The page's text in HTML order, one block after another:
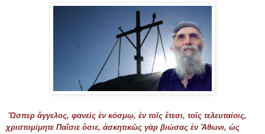
Ὥσπερ ἄγγελος, φανεὶς ἐν κόσμῳ, ἐν τοῖς ἔτεσι, τοῖς τελευταίοις,
χριστομίμητε Παΐσιε ὅσιε, ἀσκητικῶς γὰρ βιώσας ἐν Ἄθωνι, ὡς